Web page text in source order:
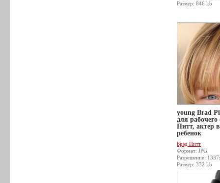
Размер: 846 kb
young Brad
для
Питт, актер
ребенок
Брэд Питт
Формат: JPG
Разрешение:
Размер: 332 kb